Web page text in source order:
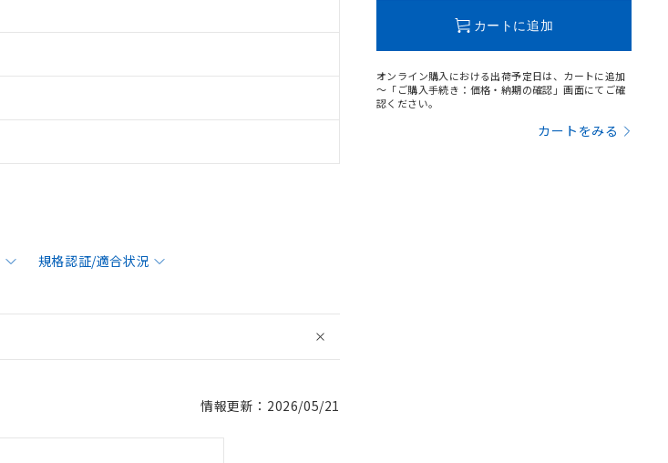
規格認証/適合状況
情報更新：2026/05/21
カートに追加
オンライン購入における出荷予定日は、カートに追加
～「ご購入手続き：価格・納期の確認」画面にてご確
認ください。
カートをみる